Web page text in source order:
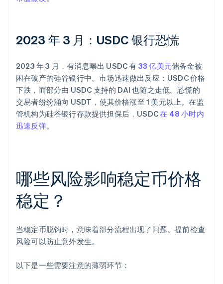
2023 年 3 月：USDC 银行恐慌
2023 年 3 月，有消息曝出 USDC 有 33 亿美元储备金被
困在破产的硅谷银行中。市场迅速做出反应：USDC 价格
下跌，而部分由 USDC 支持的 DAI 也随之走低。恐慌的
交易者纷纷涌向 USDT，使其价格涨至 1 美元以上。在监
管机构为硅谷银行存款提供担保后，USDC在 48 小时内
迅速反弹。
哪些风险影响稳定币价格
稳定？
当稳定币脱钩时，意味着部分流程出现了问题。提前检查
风险可以防止意外发生。
以下是一些需要注意的薄弱环节：